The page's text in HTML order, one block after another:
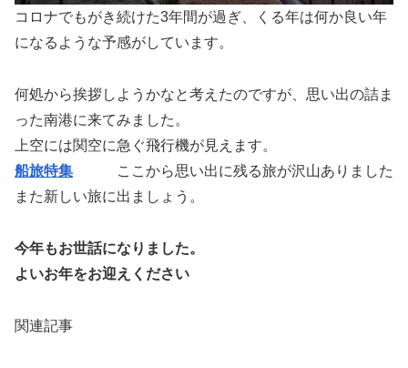
コロナでもがき続けた3年間が過ぎ、くる年は何か良い年
になるような予感がしています。
何処から挨拶しようかなと考えたのですが、思い出の詰ま
った南港に来てみました。
上空には関空に急ぐ飛行機が見えます。
船旅特集 ここから思い出に残る旅が沢山ありました
また新しい旅に出ましょう。
今年もお世話になりました。
よいお年をお迎えください
関連記事